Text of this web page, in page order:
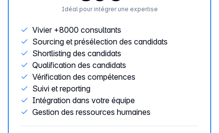
Idéal pour intégrer une expertise
Vivier +8000 consultants
Sourcing et présélection des candidats
Shortlisting des candidats
Qualification des candidats
Vérification des compétences
Suivi et reporting
Intégration dans votre équipe
Gestion des ressources humaines